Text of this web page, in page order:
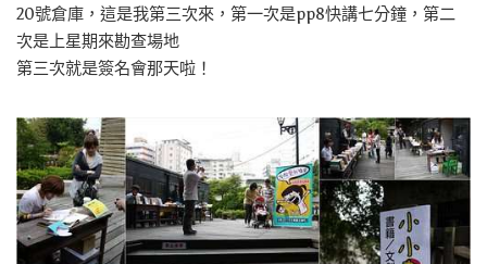
20號倉庫，這是我第三次來，第一次是pp8快講七分鐘，第二
次是上星期來勘查場地
第三次就是簽名會那天啦！